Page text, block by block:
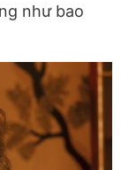
như bao